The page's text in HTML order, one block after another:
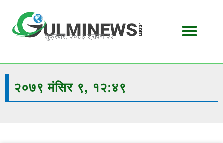
content
शुक्रबार, २०८३ श्रावण २२
२०७९ मंसिर ९, १२:४९